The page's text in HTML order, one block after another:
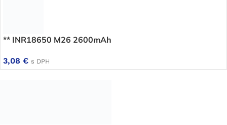
** INR18650 M26 2600mAh
3,08 € s DPH